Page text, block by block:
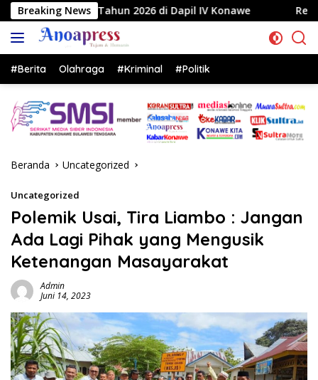
Langsung
ke
konten
Breaking News
2026 di Dapil IV Konawe Reses di Labela, Anggota
#Berita Olahraga #Kriminal #Politik
Beranda Uncategorized
Uncategorized
Polemik Usai, Tira Liambo : Jangan
Ada Lagi Pihak yang Mengusik
Ketenangan Masayarakat
Admin
Juni 14, 2023